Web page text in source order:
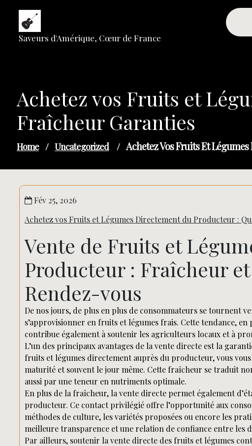
content
Saveurs d'Amérique, Cœur de France
Achetez vos Fruits et
Fraîcheur Garanties
Home / Uncategorized / Achetez Vos Fruits Et
Fév 25, 2026
Achetez vos Fruits et Légumes Directement du Producteur :
Vente de Fruits et
Producteur : Fraîcheur
Rendez-vous
De nos jours, de plus en plus de consommateurs se tournent
s’approvisionner en fruits et légumes frais. Cette tendance,
contribue également à soutenir les agriculteurs locaux et à
L’un des principaux avantages de la vente directe est la
fruits et légumes directement auprès du producteur, vous
maturité et souvent le jour même. Cette fraîcheur se traduit
aussi par une teneur en nutriments optimale.
En plus de la fraîcheur, la vente directe permet également
producteur. Ce contact privilégié offre l’opportunité aux
méthodes de culture, les variétés proposées ou encore les
meilleure transparence et une relation de confiance entre les
Par ailleurs, soutenir la vente directe des fruits et légumes